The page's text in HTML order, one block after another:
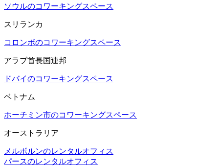
ソウルのコワーキングスペース
スリランカ
コロンボのコワーキングスペース
アラブ首長国連邦
ドバイのコワーキングスペース
ベトナム
ホーチミン市のコワーキングスペース
オーストラリア
メルボルンのレンタルオフィス
パースのレンタルオフィス